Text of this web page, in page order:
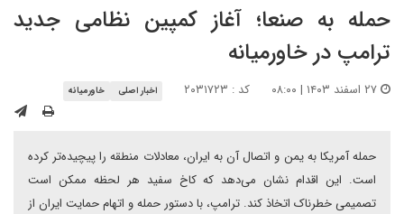
حمله به صنعا؛ آغاز کمپین نظامی جدید
ترامپ در خاورمیانه
کد : ۲۰۳۱۷۲۳ اخبار اصلی خاورمیانه
حمله آمریکا به یمن و اتصال آن به ایران، معادلات منطقه را پیچیده‌تر کرده
است. این اقدام نشان می‌دهد که کاخ سفید هر لحظه ممکن است
تصمیمی خطرناک اتخاذ کند. ترامپ، با دستور حمله و اتهام حمایت ایران از